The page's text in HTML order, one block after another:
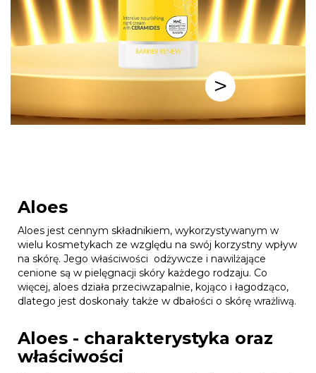
Aloes
Aloes jest cennym składnikiem, wykorzystywanym w
wielu kosmetykach ze względu na swój korzystny wpływ
na skórę. Jego właściwości odżywcze i nawilżające
cenione są w pielęgnacji skóry każdego rodzaju. Co
więcej, aloes działa przeciwzapalnie, kojąco i łagodząco,
dlatego jest doskonały także w dbałości o skórę wrażliwą.
Aloes - charakterystyka oraz
właściwości